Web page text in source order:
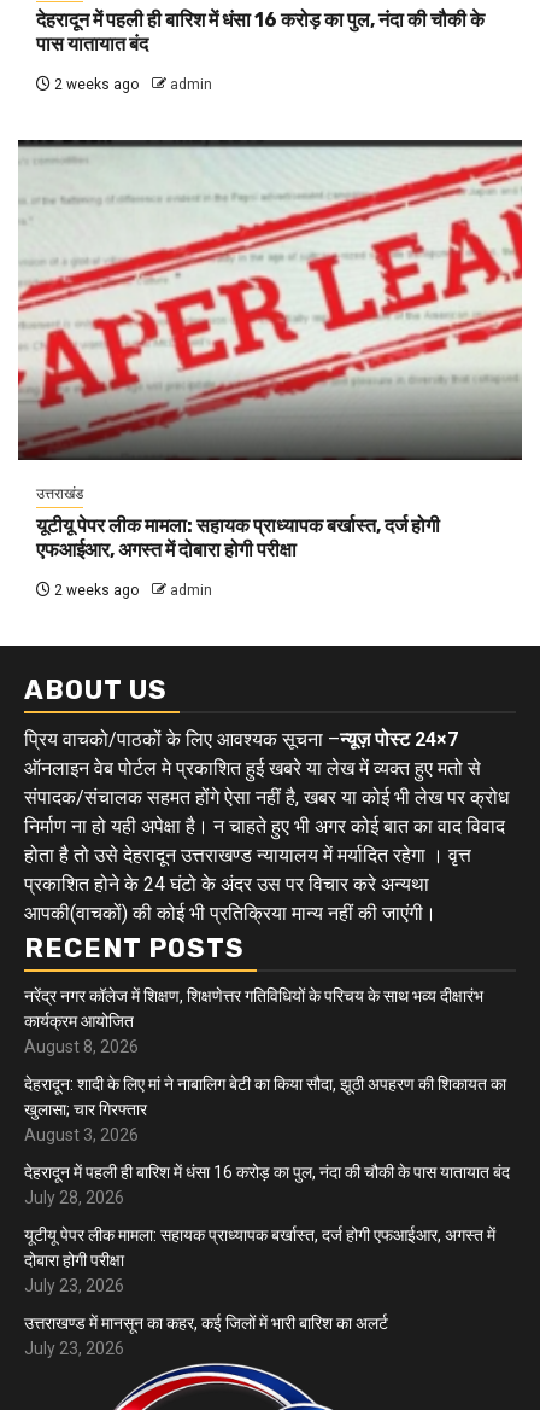
देहरादून में पहली ही बारिश में धंसा 16 करोड़ का पुल, नंदा की चौकी के
पास यातायात बंद
2 weeks ago admin
उत्तराखंड
यूटीयू पेपर लीक मामला: सहायक प्राध्यापक बर्खास्त, दर्ज होगी
एफआईआर, अगस्त में दोबारा होगी परीक्षा
2 weeks ago admin
ABOUT US
प्रिय वाचको/पाठकों के लिए आवश्यक सूचना –न्यूज़ पोस्ट 24×7
ऑनलाइन वेब पोर्टल मे प्रकाशित हुई खबरे या लेख में व्यक्त हुए मतो से
संपादक/संचालक सहमत होंगे ऐसा नहीं है, खबर या कोई भी लेख पर क्रोध
निर्माण ना हो यही अपेक्षा है। न चाहते हुए भी अगर कोई बात का वाद विवाद
होता है तो उसे देहरादून उत्तराखण्ड न्यायालय में मर्यादित रहेगा । वृत्त
प्रकाशित होने के 24 घंटो के अंदर उस पर विचार करे अन्यथा
आपकी(वाचकों) की कोई भी प्रतिक्रिया मान्य नहीं की जाएंगी।
RECENT POSTS
नरेंद्र नगर कॉलेज में शिक्षण, शिक्षणेत्तर गतिविधियों के परिचय के साथ भव्य दीक्षारंभ
कार्यक्रम आयोजित
August 8, 2026
देहरादून: शादी के लिए मां ने नाबालिग बेटी का किया सौदा, झूठी अपहरण की शिकायत का
खुलासा; चार गिरफ्तार
August 3, 2026
देहरादून में पहली ही बारिश में धंसा 16 करोड़ का पुल, नंदा की चौकी के पास यातायात बंद
July 28, 2026
यूटीयू पेपर लीक मामला: सहायक प्राध्यापक बर्खास्त, दर्ज होगी एफआईआर, अगस्त में
दोबारा होगी परीक्षा
July 23, 2026
उत्तराखण्ड में मानसून का कहर, कई जिलों में भारी बारिश का अलर्ट
July 23, 2026